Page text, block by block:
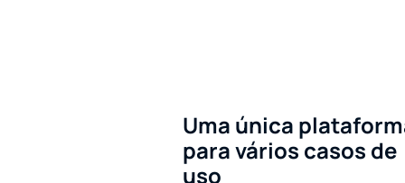
Uma única
para vários casos de
uso